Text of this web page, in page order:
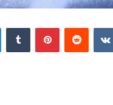
LinkedInTumblr PinterestReddit